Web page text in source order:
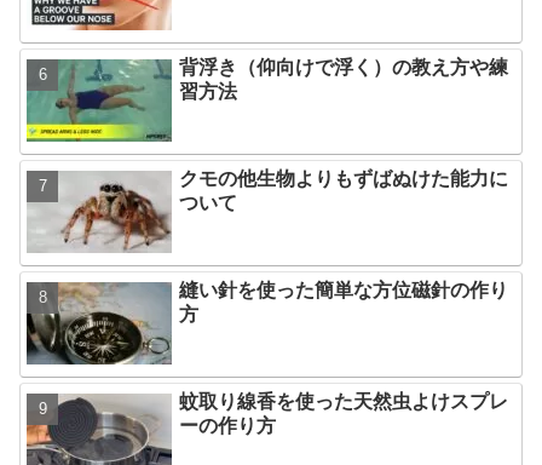
背浮き（仰向けで浮く）の教え方や練
習方法
クモの他生物よりもずばぬけた能力に
ついて
縫い針を使った簡単な方位磁針の作り
方
蚊取り線香を使った天然虫よけスプレ
ーの作り方